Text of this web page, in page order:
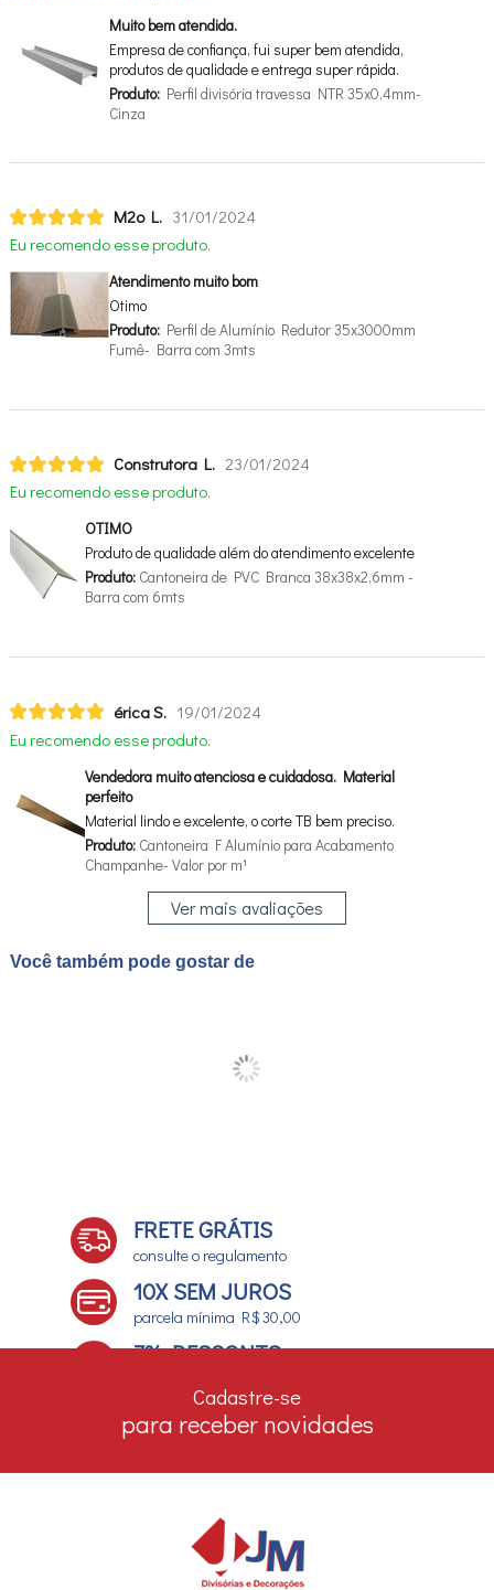
Muito bem atendida.
Empresa de confiança, fui super bem atendida,
produtos de qualidade e entrega super rápida.
Produto:Perfil divisória travessa NTR 35x0,4mm-
Cinza
M2o L. 31/01/2024
Eu recomendo esse produto.
Atendimento muito bom
Otimo
Produto:Perfil de Alumínio Redutor 35x3000mm
Fumê- Barra com 3mts
Construtora L. 23/01/2024
Eu recomendo esse produto.
OTIMO
Produto de qualidade além do atendimento excelente
Produto:Cantoneira de PVC Branca 38x38x2,6mm -
Barra com 6mts
érica S. 19/01/2024
Eu recomendo esse produto.
Vendedora muito atenciosa e cuidadosa. Material
perfeito
Material lindo e excelente, o corte TB bem preciso.
Produto:Cantoneira F Alumínio para Acabamento
Champanhe- Valor por m¹
Ver mais avaliações
Você também pode gostar de
FRETE GRÁTIS
consulte o regulamento
10X SEM JUROS
parcela mínima R$ 30,00
7% DESCONTO
Cadastre-se
para receber novidades